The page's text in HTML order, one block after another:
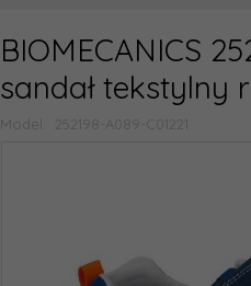
BIOMECANICS
sandał tekstylny
Model: 252198-A089-C01221